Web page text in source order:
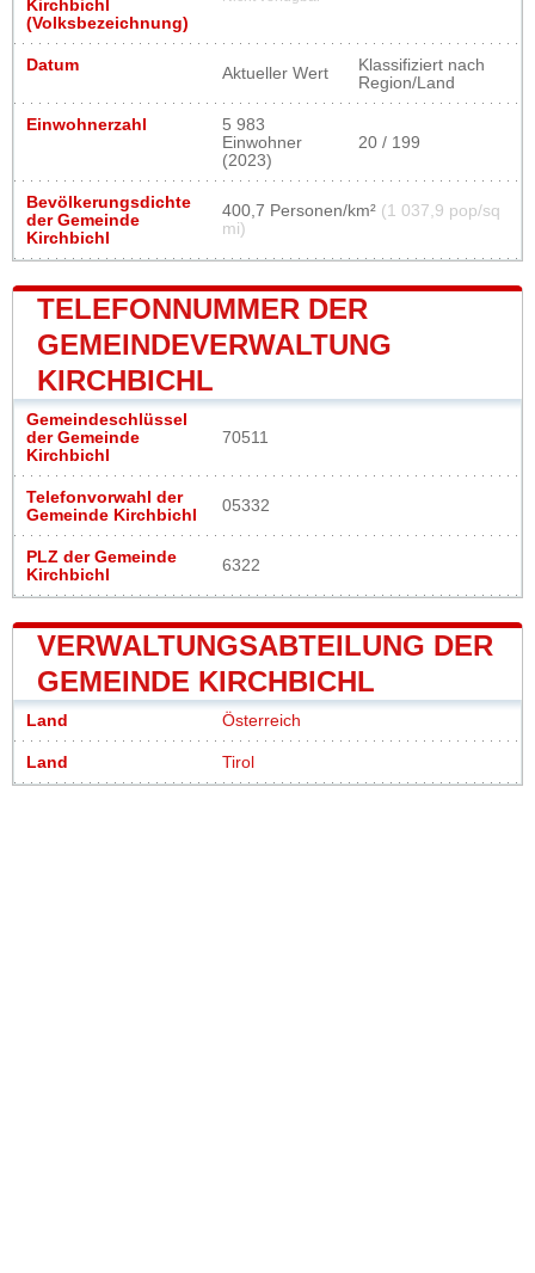
Kirchbichl
(Volksbezeichnung)
Datum Aktueller Wert
Klassifiziert nach
Region/Land
Einwohnerzahl
5 983
Einwohner
(2023)
20 / 199
Bevölkerungsdichte
der Gemeinde
Kirchbichl
400,7 Personen/km² (1 037,9 pop/sq
mi)
TELEFONNUMMER DER
GEMEINDEVERWALTUNG
KIRCHBICHL
Gemeindeschlüssel
der Gemeinde
Kirchbichl
70511
Telefonvorwahl der
Gemeinde Kirchbichl
05332
PLZ der Gemeinde
Kirchbichl
6322
VERWALTUNGSABTEILUNG DER
GEMEINDE KIRCHBICHL
Land Österreich
Land Tirol